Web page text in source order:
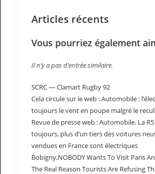
Articles récents
Vous pourriez également
Il n’y a pas d’entrée similaire.
SCRC — Clamart Rugby 92
Cela circule sur le web : Automobile :
toujours le vent en poupe malgré le
Revue de presse web : Automobile. La
toujours, plus d’un tiers des voitures
vendues en France sont électriques
Bobigny,NOBODY Wants To Visit Paris
The Real Reason Tourists Are Refusing